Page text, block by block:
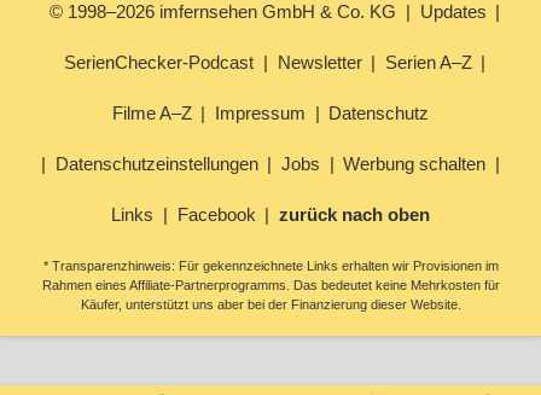
© 1998–2026 imfernsehen GmbH & Co. KG Updates
SerienChecker-Podcast Newsletter Serien A–Z
Filme A–Z Impressum Datenschutz
Datenschutzeinstellungen Jobs Werbung schalten
Links Facebook zurück nach oben
* Transparenzhinweis: Für gekennzeichnete Links erhalten wir Provisionen im
Rahmen eines Affiliate-Partnerprogramms. Das bedeutet keine Mehrkosten für
Käufer, unterstützt uns aber bei der Finanzierung dieser Website.